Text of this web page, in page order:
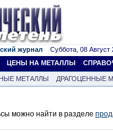
журнал Суббота, 08 Август
ЦЕНЫ НА МЕТАЛЛЫ
МЕТАЛЛЫ ДРАГОЦЕННЫЕ
можно найти в разделе